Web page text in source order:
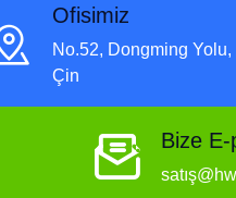
Ofisimiz
No.52, Dongming
Çin
Bize